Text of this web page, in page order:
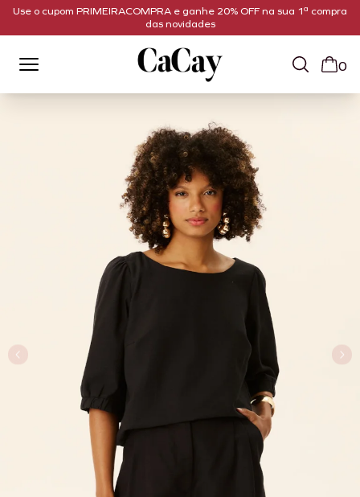
Use o cupom PRIMEIRACOMPRA e ganhe 20% OFF na sua 1ª compra
das novidades
0